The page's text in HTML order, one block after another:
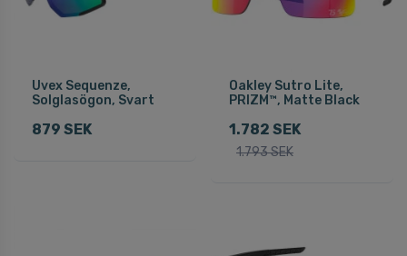
Uvex Sequenze,
Solglasögon, Svart
879 SEK
Oakley Sutro Lite,
PRIZM™, Matte Black
1.782 SEK
1.793 SEK